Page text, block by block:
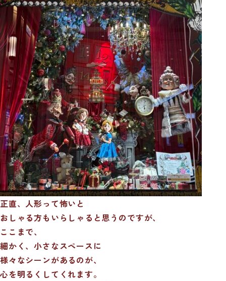
正直、人形って怖いと
おしゃる方もいらしゃると思うのですが、
ここまで、
細かく、小さなスペースに
様々なシーンがあるのが、
心を明るくしてくれます。